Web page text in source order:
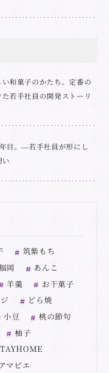
和菓子のかたち。定番の
若手社員の開発ストーリ
目。―若手社員が形にし
筑紫もち
岡
あんこ
羊羹
お干菓子
どら焼
小豆
桃の節句
柚子
アマビエ